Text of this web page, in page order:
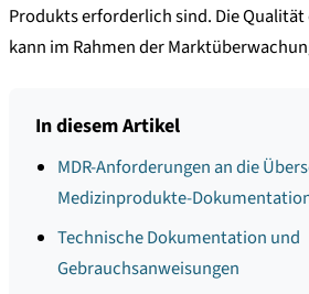
Produkts erforderlich sind. Die
kann im Rahmen der
In diesem Artikel
MDR-Anforderungen an die
Medizinprodukte-
Technische Dokumentation und
Gebrauchsanweisungen